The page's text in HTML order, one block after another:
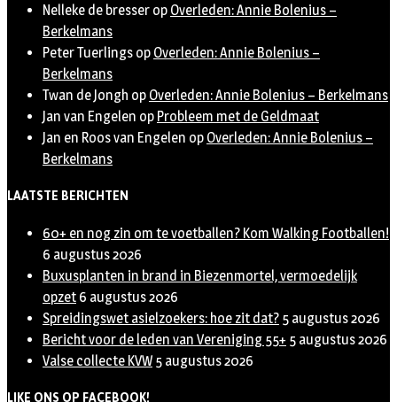
Nelleke de bresser op Overleden: Annie Bolenius –
Berkelmans
Peter Tuerlings op Overleden: Annie Bolenius –
Berkelmans
Twan de Jongh op Overleden: Annie Bolenius – Berkelmans
Jan van Engelen op Probleem met de Geldmaat
Jan en Roos van Engelen op Overleden: Annie Bolenius –
Berkelmans
LAATSTE BERICHTEN
60+ en nog zin om te voetballen? Kom Walking Footballen!
6 augustus 2026
Buxusplanten in brand in Biezenmortel, vermoedelijk
opzet 6 augustus 2026
Spreidingswet asielzoekers: hoe zit dat? 5 augustus 2026
Bericht voor de leden van Vereniging 55+ 5 augustus 2026
Valse collecte KVW 5 augustus 2026